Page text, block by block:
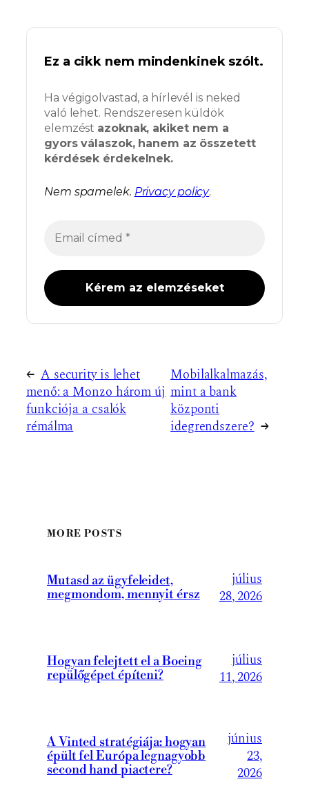
Ez a cikk nem mindenkinek szólt.
Ha végigolvastad, a hírlevél is neked
való lehet. Rendszeresen küldök
elemzést azoknak, akiket nem a
gyors válaszok, hanem az összetett
kérdések érdekelnek.
Nem spamelek. Privacy policy.
← A security is lehet
menő: a Monzo három új
funkciója a csalók
rémálma
Mobilalkalmazás,
mint a bank
központi
idegrendszere? →
MORE POSTS
Mutasd az ügyfeleidet,
megmondom, mennyit érsz
július
28, 2026
Hogyan felejtett el a Boeing
repülőgépet építeni?
július
11, 2026
A Vinted stratégiája: hogyan
épült fel Európa legnagyobb
second hand piactere?
június
23,
2026